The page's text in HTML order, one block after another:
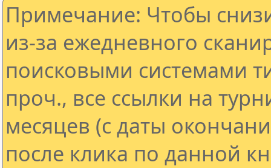
Примечание: Чтобы
из-за ежедневного
поисковыми системами
проч., все ссылки на
месяцев (с даты
после клика по данной